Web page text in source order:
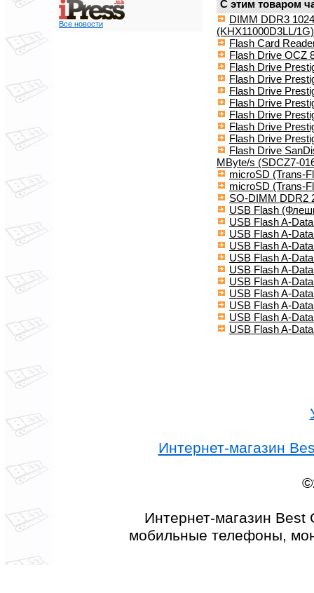
Все новости
С этим товаром
DIMM DDR3
(KHX11000D3LL/1G)
Flash Card
Flash Drive OCZ
Flash Drive
Flash Drive
Flash Drive
Flash Drive
Flash Drive
Flash Drive
Flash Drive
Flash Drive
MByte/s (SDCZ7-
microSD (Trans-
microSD (Trans-
SO-DIMM DDR2
USB Flash
USB Flash A-
USB Flash A-
USB Flash A-
USB Flash A-
USB Flash A-
USB Flash A-
USB Flash A-
USB Flash A-
USB Flash A-
USB Flash A-
Интернет-магазин
Интернет-магазин Best
мобильные телефоны,